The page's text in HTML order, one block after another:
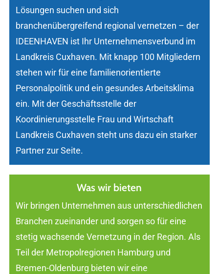
Lösungen suchen und sich
branchenübergreifend regional vernetzen – der
IDEENHAVEN ist Ihr Unternehmensverbund im
Landkreis Cuxhaven. Mit knapp 100 Mitgliedern
stehen wir für eine familienorientierte
Personalpolitik und ein gesundes Arbeitsklima
ein. Mit der Geschäftsstelle der
Koordinierungsstelle Frau und Wirtschaft
Landkreis Cuxhaven steht uns dazu ein starker
Partner zur Seite.
Was wir bieten
Wir bringen Unternehmen aus unterschiedlichen
Branchen zueinander und sorgen so für eine
stetig wachsende Vernetzung in der Region. Als
Teil der Metropolregionen Hamburg und
Bremen-Oldenburg bieten wir eine